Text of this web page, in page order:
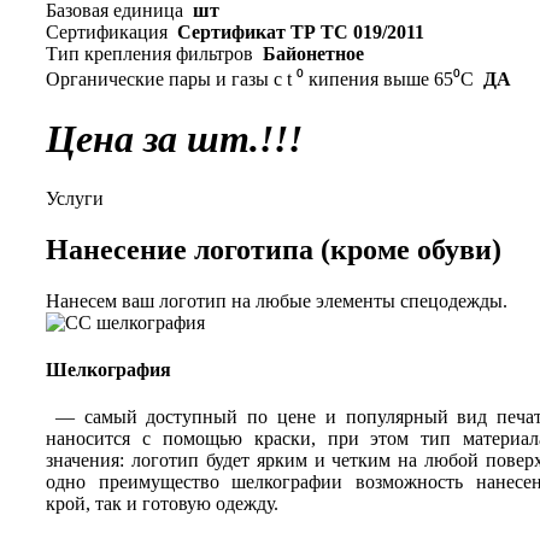
Базовая единица шт
Сертификация Сертификат ТР ТС 019/2011
Тип крепления фильтров Байонетное
Органические пары и газы с t ⁰ кипения выше 65⁰C
ДА
Цена за шт.!!!
Услуги
Нанесение логотипа (кроме обуви)
Нанесем ваш логотип на любые элементы спецодежды.
Шелкография
— самый доступный по цене и популярный вид
наносится с помощью краски, при этом тип
значения: логотип будет ярким и четким на любой
одно преимущество шелкографии возможность
крой, так и готовую одежду.